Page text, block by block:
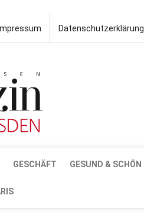
Datenschutzerklärung
GESCHÄFT GESUND & SCHÖN